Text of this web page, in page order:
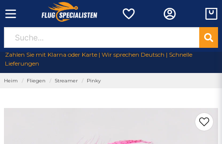
Zahlen Sie mit Klarna oder Karte | Wir sprechen Deutsch | Schnelle
Lieferungen
Heim Fliegen Streamer Pinky